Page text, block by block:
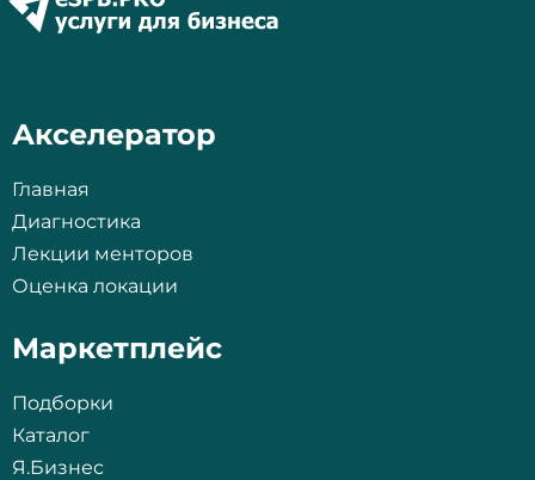
Акселератор
Главная
Диагностика
Лекции менторов
Оценка локации
Маркетплейс
Подборки
Каталог
Я.Бизнес